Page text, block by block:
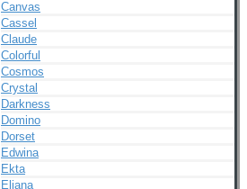
Canvas
Cassel
Claude
Colorful
Cosmos
Crystal
Darkness
Domino
Dorset
Edwina
Ekta
Eliana